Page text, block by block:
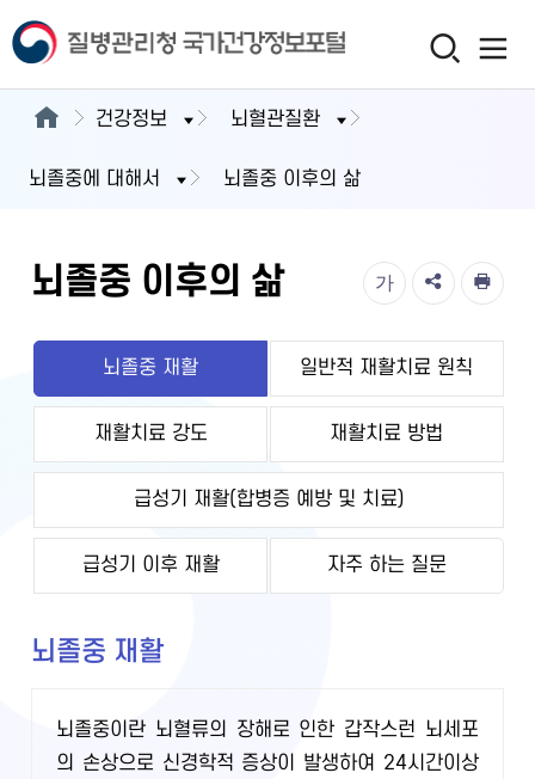
건강정보 뇌혈관질환
뇌졸중에 대해서 뇌졸중 이후의 삶
뇌졸중 이후의 삶 가
뇌졸중 재활 일반적 재활치료 원칙
재활치료 강도 재활치료 방법
급성기 재활(합병증 예방 및 치료)
급성기 이후 재활 자주 하는 질문
뇌졸중 재활
뇌졸중이란 뇌혈류의 장해로 인한 갑작스런 뇌세포
의 손상으로 신경학적 증상이 발생하여 24시간이상